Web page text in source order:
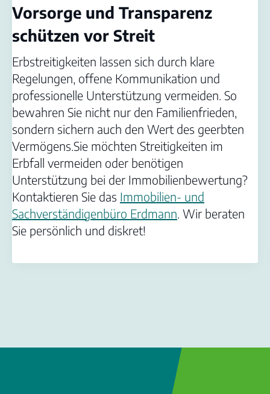
Vorsorge und Transparenz
schützen vor Streit
Erbstreitigkeiten lassen sich durch klare
Regelungen, offene Kommunikation und
professionelle Unterstützung vermeiden. So
bewahren Sie nicht nur den Familienfrieden,
sondern sichern auch den Wert des geerbten
Vermögens.Sie möchten Streitigkeiten im
Erbfall vermeiden oder benötigen
Unterstützung bei der Immobilienbewertung?
Kontaktieren Sie das Immobilien- und
Sachverständigenbüro Erdmann. Wir beraten
Sie persönlich und diskret!